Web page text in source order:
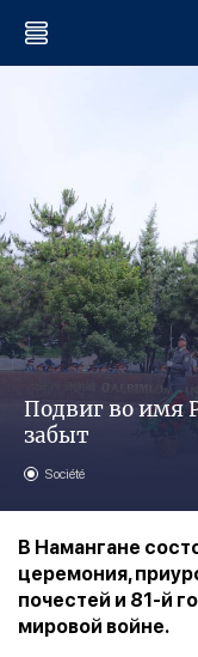
Подвиг во имя
забыт
Société
В Намангане
церемония,
почестей и 81-й
мировой войне.